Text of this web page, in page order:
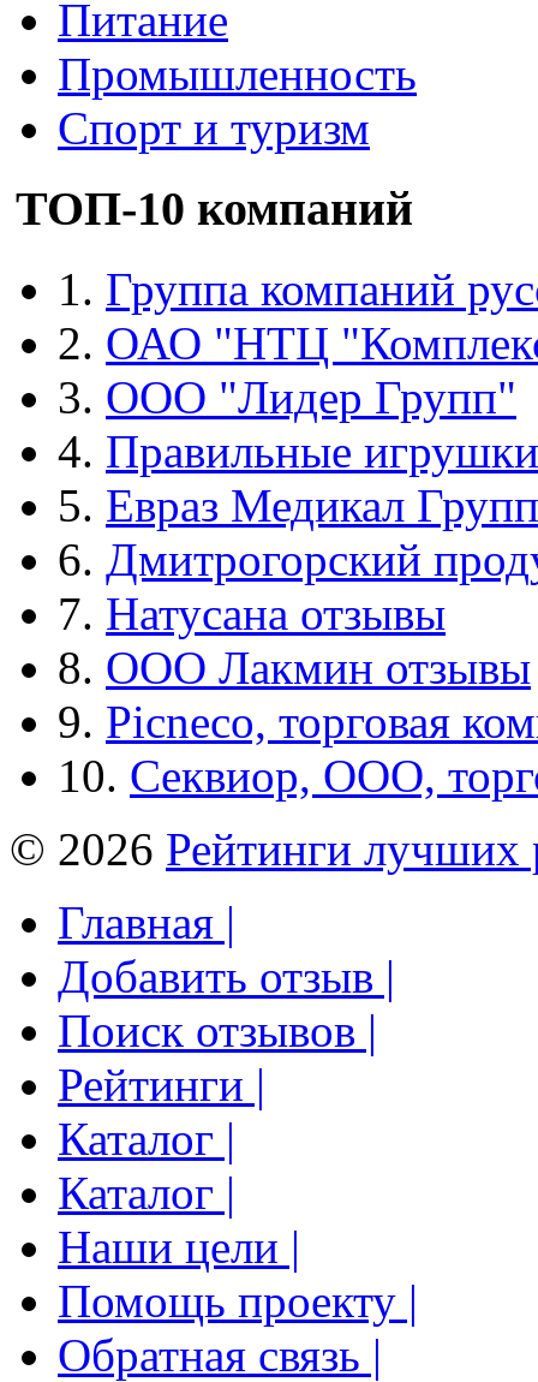
Питание
Промышленность
Спорт и туризм
ТОП-10 компаний
1. Группа компаний
2. ОАО "НТЦ
3. ООО "Лидер Групп"
4. Правильные игрушки
5. Евраз Медикал Групп
6. Дмитрогорский
7. Натусана отзывы
8. ООО Лакмин отзывы
9. Picneco, торговая
10. Секвиор, ООО,
© 2026 Рейтинги лучших
Главная |
Добавить отзыв |
Поиск отзывов |
Рейтинги |
Каталог |
Каталог |
Наши цели |
Помощь проекту |
Обратная связь |